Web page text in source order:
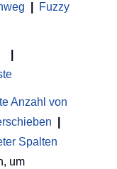
Fuzzy
Anzahl von
Spalten
um